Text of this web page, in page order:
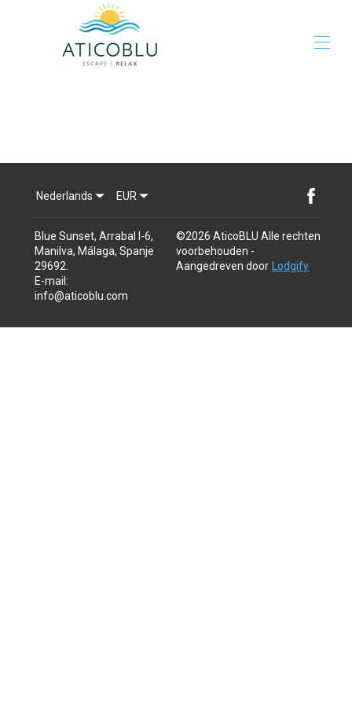
Beschikbaarheid
Recensies
Nederlands EUR
Blue Sunset, Arrabal I-6,
Manilva, Málaga, Spanje
29692
E-mail :
info@aticoblu.com
©2026 AticoBLU Alle rechten
voorbehouden -
Aangedreven door
Lodgify